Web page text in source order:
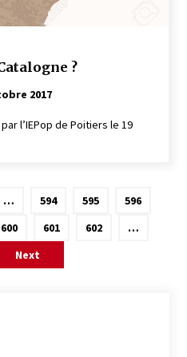
?
2017
l’IEPop de Poitiers le 19
… 594 595
596
600 601 602
…
Next